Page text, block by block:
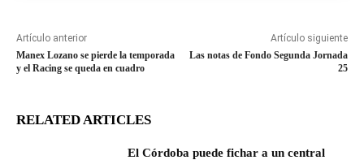
Artículo anterior
Manex Lozano se pierde la temporada
y el Racing se queda en cuadro
Artículo siguiente
Las notas de Fondo Segunda Jornada
25
RELATED ARTICLES
El Córdoba puede fichar a un central